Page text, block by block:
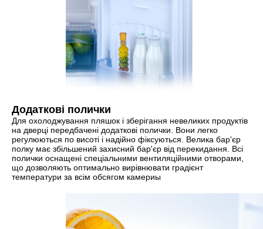
Додаткові полички
Для охолоджування пляшок і зберігання невеликих продуктів
на дверці передбачені додаткові полички. Вони легко
регулюються по висоті і надійно фіксуються. Велика бар'єр
полку має збільшений захисний бар'єр від перекидання. Всі
полички оснащені спеціальними вентиляційними отворами,
що дозволяють оптимально вирівнювати градієнт
температури за всім обсягом камериы